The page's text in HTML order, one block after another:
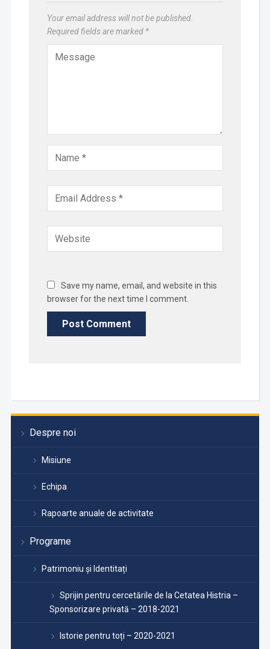
Despre noi
Misiune
Echipa
Rapoarte anuale de activitate
Programe
Patrimoniu și Identitați
Sprijin pentru cercetările de la Cetatea Histria –
Sponsorizare privată – 2018-2021
Istorie pentru toți – 2020-2021
Your email address will not be published.
Required fields are marked *
Save my name, email, and website in this
browser for the next time I comment.